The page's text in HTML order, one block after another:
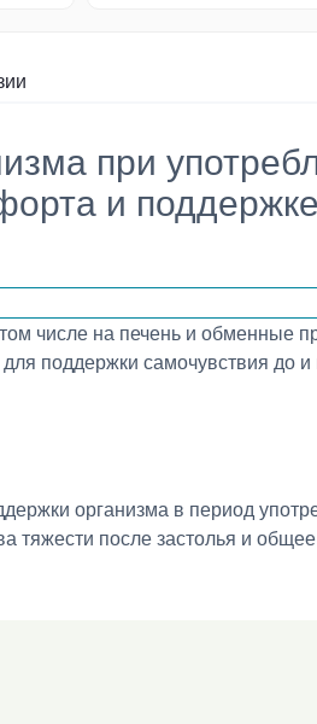
при
и
числе на печень и обменные
поддержки самочувствия до
организма в период
тяжести после застолья и